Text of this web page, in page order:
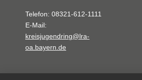
Telefon: 08321-612-1111
E-Mail:
kreisjugendring@lra-
oa.bayern.de